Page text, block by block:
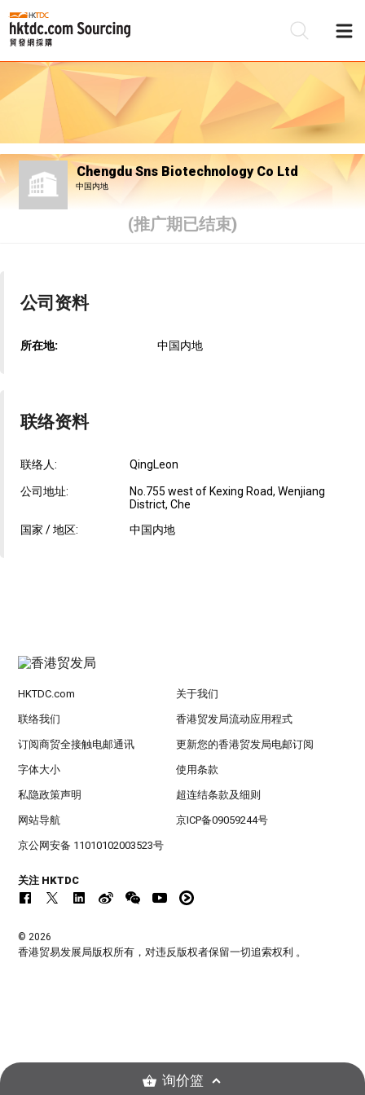
Chengdu Sns Biotechnology Co Ltd
中国内地
(推广期已结束)
公司资料
所在地: 中国内地
联络资料
联络人: QingLeon
公司地址:
No.755 west of Kexing Road, Wenjiang
District, Che
国家 / 地区:
中国内地
HKTDC.com 关于我们
联络我们 香港贸发局流动应用程式
订阅商贸全接触电邮通讯 更新您的香港贸发局电邮订阅
字体大小 使用条款
私隐政策声明 超连结条款及细则
网站导航 京ICP备09059244号
京公网安备 11010102003523号
关注 HKTDC
© 2026
香港贸易发展局版权所有，对违反版权者保留一切追索权利 。
询价篮